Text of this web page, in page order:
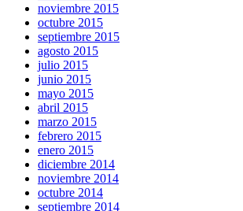
noviembre 2015
octubre 2015
septiembre 2015
agosto 2015
julio 2015
junio 2015
mayo 2015
abril 2015
marzo 2015
febrero 2015
enero 2015
diciembre 2014
noviembre 2014
octubre 2014
septiembre 2014